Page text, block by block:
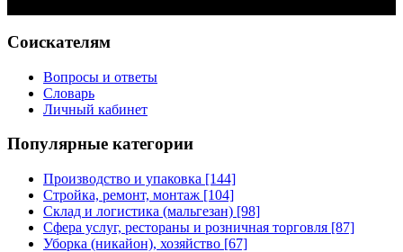
Соискателям
Вопросы и ответы
Словарь
Личный кабинет
Популярные категории
Производство и упаковка [144]
Стройка, ремонт, монтаж [104]
Склад и логистика (мальгезан) [98]
Сфера услуг, рестораны и розничная торговля [87]
Уборка (никайон), хозяйство [67]